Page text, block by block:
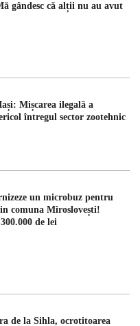
gândesc că alții nu au avut
Mișcarea ilegală a
întregul sector zootehnic
un microbuz pentru
comuna Miroslovești!
de lei
de la Sihla, ocrotitoarea